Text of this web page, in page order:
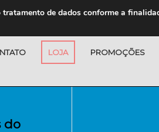
LOJA PROMOÇÕES
do
de dados conforme a